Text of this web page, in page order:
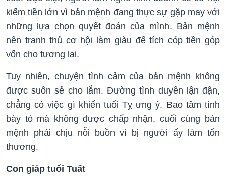
kiếm tiền lớn vì bản mệnh đang thực sự gặp may với
những lựa chọn quyết đoán của mình. Bản mệnh
nên tranh thủ cơ hội làm giàu để tích cóp tiền góp
vốn cho tương lai.
Tuy nhiên, chuyện tình cảm của bản mệnh không
được suôn sẻ cho lắm. Đường tình duyên lận đận,
chẳng có việc gì khiến tuổi Tỵ ưng ý. Bao tâm tình
bày tỏ mà không được chấp nhận, cuối cùng bản
mệnh phải chịu nỗi buồn vì bị người ấy làm tổn
thương.
Con giáp tuổi Tuất